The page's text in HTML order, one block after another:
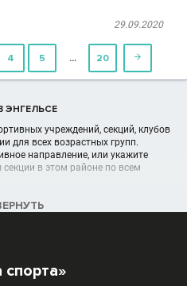
29.09.2020
4 5 … 20 
ЭНГЕЛЬСЕ
учреждений, секций, клубов
для всех возрастных групп.
направление, или укажите
в этом районе по всем